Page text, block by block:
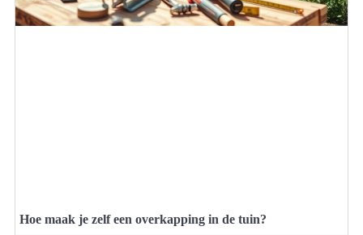
Hoe maak je zelf een overkapping in de tuin?